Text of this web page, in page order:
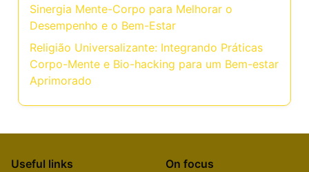
Sinergia Mente-Corpo para Melhorar o
Desempenho e o Bem-Estar
Religião Universalizante: Integrando Práticas
Corpo-Mente e Bio-hacking para um Bem-estar
Aprimorado
Useful links
On focus